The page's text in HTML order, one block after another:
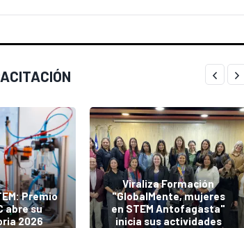
Premio
abre su
2026
Viraliza Formación
"GlobalMente, mujeres
en STEM Antofagasta"
inicia sus actividades